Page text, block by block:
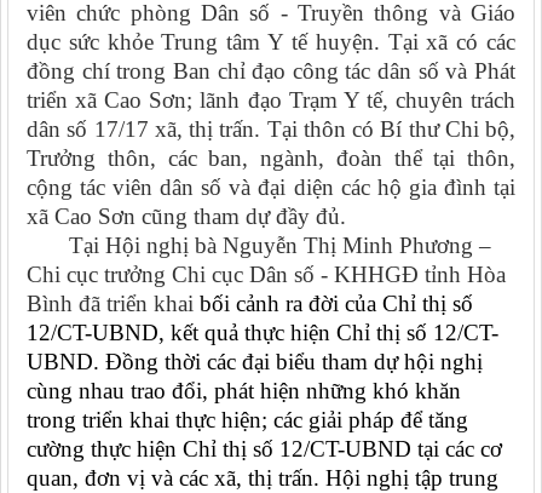
viên chức phòng Dân số - Truyền thông và Giáo
dục sức khỏe Trung tâm Y tế huyện. Tại xã có các
đồng chí trong Ban chỉ đạo công tác dân số và Phát
triển xã Cao Sơn; lãnh đạo Trạm Y tế, chuyên trách
dân số 17/17 xã, thị trấn. Tại thôn có Bí thư Chi bộ,
Trưởng thôn, các ban, ngành, đoàn thể tại thôn,
cộng tác viên dân số và đại diện các hộ gia đình tại
xã Cao Sơn cũng tham dự đầy đủ.
Tại Hội nghị bà Nguyễn Thị Minh Phương –
Chi cục trưởng Chi cục Dân số - KHHGĐ tỉnh Hòa
Bình đã triển khai bối cảnh ra đời của Chỉ thị số
12/CT-UBND, kết quả thực hiện Chỉ thị số 12/CT-
UBND. Đồng thời các đại biểu tham dự hội nghị
cùng nhau trao đổi, phát hiện những khó khăn
trong triển khai thực hiện; các giải pháp để tăng
cường thực hiện Chỉ thị số 12/CT-UBND tại các cơ
quan, đơn vị và các xã, thị trấn. Hội nghị tập trung